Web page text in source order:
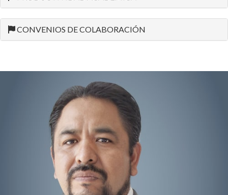
CONVENIOS DE COLABORACIÓN